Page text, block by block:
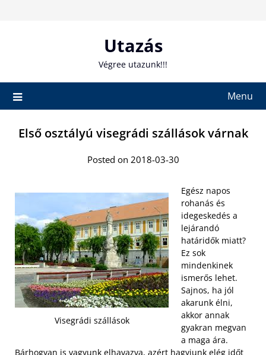
Utazás
Végree utazunk!!!
Menu
Első osztályú visegrádi szállások várnak
Posted on 2018-03-30
Visegrádi szállások
Egész napos
rohanás és
idegeskedés a
lejárandó
határidők miatt?
Ez sok
mindenkinek
ismerős lehet.
Sajnos, ha jól
akarunk élni,
akkor annak
gyakran megvan
a maga ára.
Bárhogyan is vagyunk elhavazva, azért hagyjunk elég időt